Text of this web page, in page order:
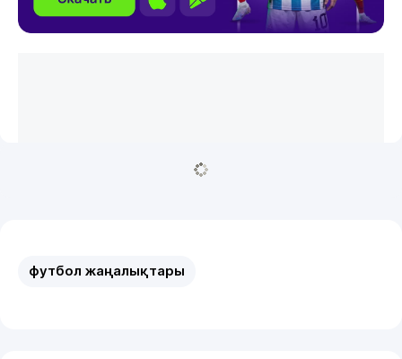
футбол жаңалықтары